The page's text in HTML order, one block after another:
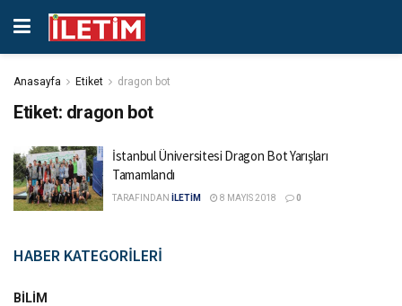
Anasayfa Etiket dragon bot
Etiket: dragon bot
İstanbul Üniversitesi Dragon Bot Yarışları
Tamamlandı
TARAFINDAN İLETİM 8 MAYIS 2018 0
HABER KATEGORİLERİ
BILIM